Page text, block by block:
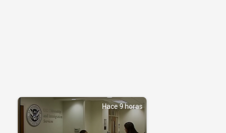
Hace 9 horas